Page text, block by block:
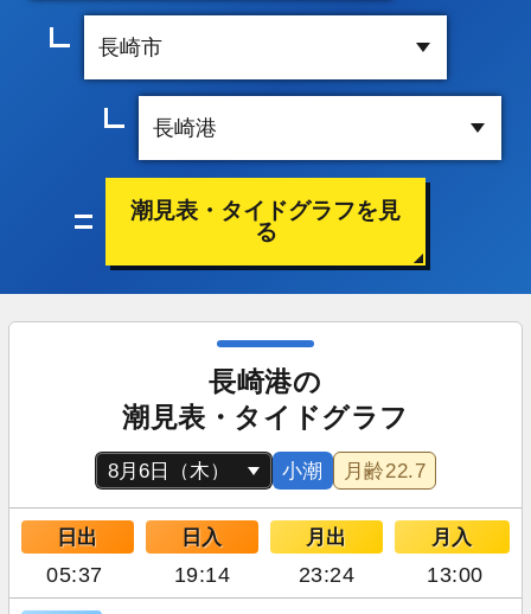
潮見表・タイドグラフを見
る
長崎港の
潮見表・タイドグラフ
小潮 月齢22.7
日出 日入 月出 月入
05:37 19:14 23:24 13:00